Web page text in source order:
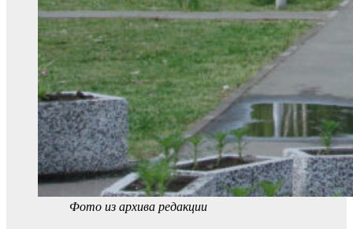
Фото из архива редакции